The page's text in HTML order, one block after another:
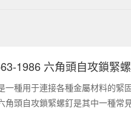
1986 六角頭自攻鎖緊
一種用于連接各種金屬材料的緊
角頭自攻鎖緊螺釘是其中一種常